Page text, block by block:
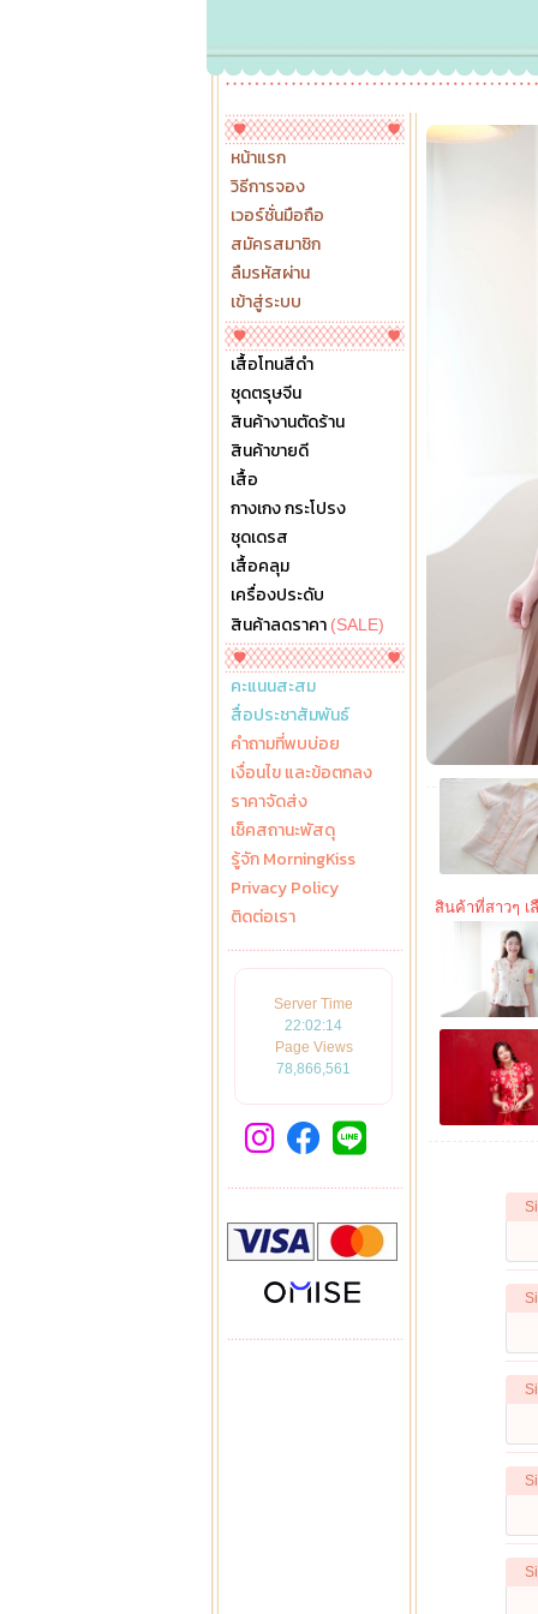
หน้าแรก
วิธีการจอง
เวอร์ชั่นมือถือ
สมัครสมาชิก
ลืมรหัสผ่าน
เข้าสู่ระบบ
เสื้อโทนสีดำ
ชุดตรุษจีน
สินค้างานตัดร้าน
สินค้าขายดี
เสื้อ
กางเกง กระโปรง
ชุดเดรส
เสื้อคลุม
เครื่องประดับ
สินค้าลดราคา (SALE)
คะแนนสะสม
สื่อประชาสัมพันธ์
คำถามที่พบบ่อย
เงื่อนไข และข้อตกลง
ราคาจัดส่ง
เช็คสถานะพัสดุ
รู้จัก MorningKiss
Privacy Policy
ติดต่อเรา
Server Time
22:02:16
Page Views
78,866,561
สินค้าที่สาวๆ